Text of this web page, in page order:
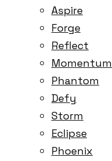
Aspire
Forge
Reflect
Momentum
Phantom
Defy
Storm
Eclipse
Phoenix